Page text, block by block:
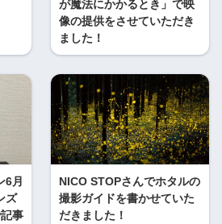
が魔法にかかるとき」で映
像の提供をさせていただき
ました！
6月
ズ
事
NICO STOPさんでホタルの
撮影ガイドを書かせていた
だきました！